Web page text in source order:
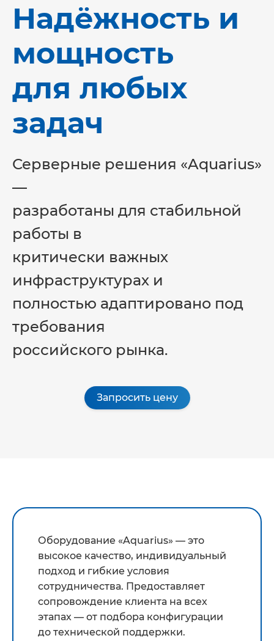
Надёжность и
мощность
для любых
задач
Серверные решения «Aquarius»
—
разработаны для стабильной
работы в
критически важных
инфраструктурах и
полностью адаптировано под
требования
российского рынка.
Запросить цену
Оборудование «Aquarius» — это
высокое качество, индивидуальный
подход и гибкие условия
сотрудничества. Предоставляет
сопровождение клиента на всех
этапах — от подбора конфигурации
до технической поддержки.